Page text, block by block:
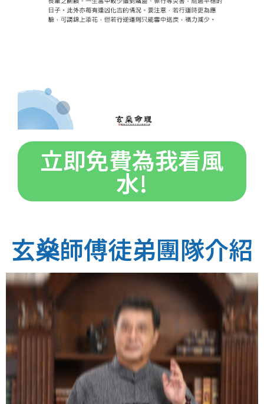
立即免費為我看風
水!
玄燊師傅徒弟團隊介紹